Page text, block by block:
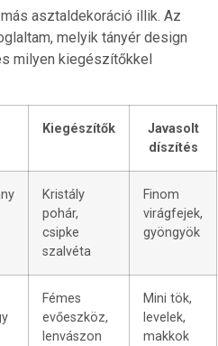
asztaldekoráció illik. Az
melyik tányér design
milyen kiegészítőkkel
Kiegészítők
Javasolt
díszítés
Kristály
pohár,
csipke
szalvéta
Finom
virágfejek,
gyöngyök
Fémes
evőeszköz,
lenvászon
Mini tök,
levelek,
makkok